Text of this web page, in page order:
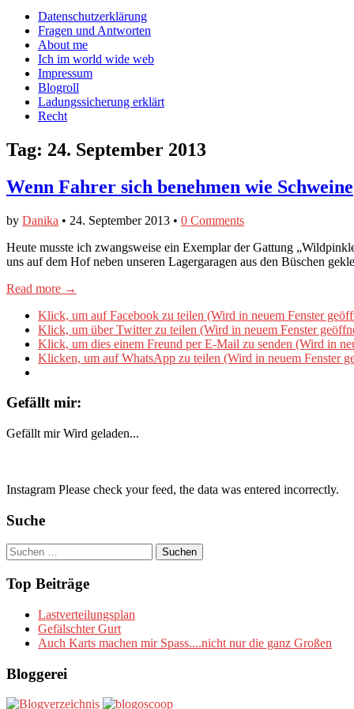
Facebook
anzeigen
Twitter
anzeigen
auf
Instagram
anzeigen
Main
menu
Skip
content
Datenschutzerklärung
Fragen und Antworten
About me
Ich im world wide web
Impressum
Blogroll
Ladungssicherung erklärt
Recht
Tag: 24. September 2013
Wenn Fahrer sich benehmen wie Schweine
by Danika • 24. September 2013 • 0 Comments
Heute musste ich zwangsweise ein Exemplar der Gattung
uns auf dem Hof neben unseren Lagergaragen aus den Büschen
Read more →
Klick, um auf Facebook zu teilen (Wird in neuem Fenster
Klick, um über Twitter zu teilen (Wird in neuem Fenster
Klick, um dies einem Freund per E-Mail zu senden (Wird in
Klicken, um auf WhatsApp zu teilen (Wird in neuem Fenster
Gefällt mir:
Gefällt mir Wird geladen...
Instagram Please check your feed, the data was entered incorrectly.
Suche
Suchen
nach:
Top Beiträge
Lastverteilungsplan
Gefälschter Gurt
Auch Karts machen mir Spass....nicht nur die ganz Großen
Bloggerei